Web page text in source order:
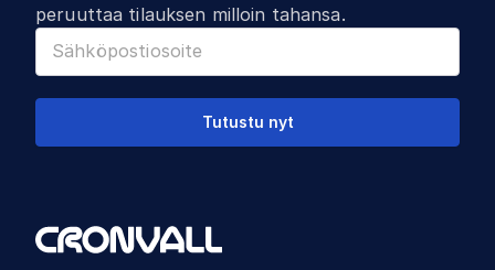
peruuttaa tilauksen milloin tahansa.
Tutustu nyt